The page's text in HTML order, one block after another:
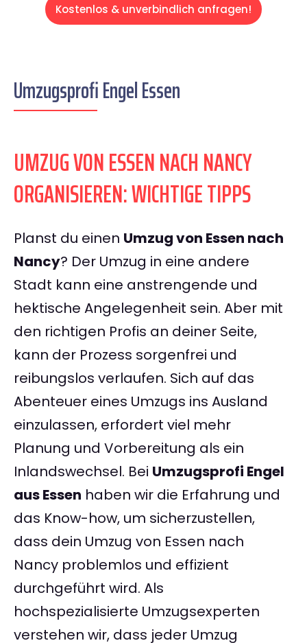
Kostenlos & unverbindlich anfragen!
Umzugsprofi Engel Essen
UMZUG VON ESSEN NACH NANCY
ORGANISIEREN: WICHTIGE TIPPS
Planst du einen Umzug von Essen nach
Nancy? Der Umzug in eine andere
Stadt kann eine anstrengende und
hektische Angelegenheit sein. Aber mit
den richtigen Profis an deiner Seite,
kann der Prozess sorgenfrei und
reibungslos verlaufen. Sich auf das
Abenteuer eines Umzugs ins Ausland
einzulassen, erfordert viel mehr
Planung und Vorbereitung als ein
Inlandswechsel. Bei Umzugsprofi Engel
aus Essen haben wir die Erfahrung und
das Know-how, um sicherzustellen,
dass dein Umzug von Essen nach
Nancy problemlos und effizient
durchgeführt wird. Als
hochspezialisierte Umzugsexperten
verstehen wir, dass jeder Umzug